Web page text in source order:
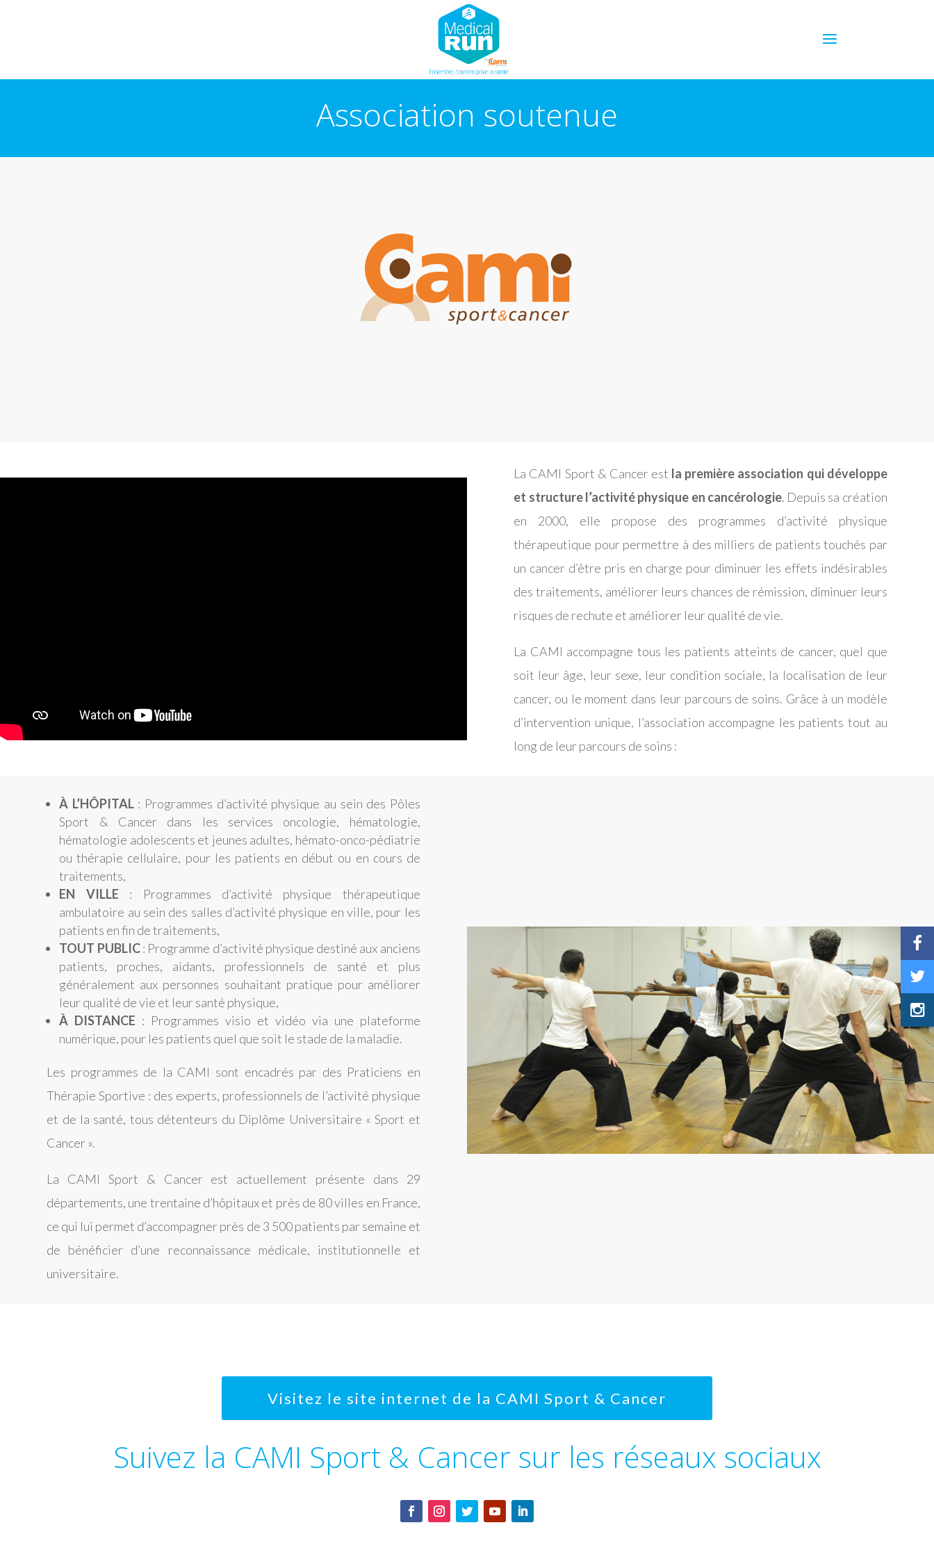
Association soutenue
La CAMI Sport & Cancer est la première association qui développe
et structure l’activité physique en cancérologie. Depuis sa création
en 2000, elle propose des programmes d’activité physique
thérapeutique pour permettre à des milliers de patients touchés par
un cancer d’être pris en charge pour diminuer les effets indésirables
des traitements, améliorer leurs chances de rémission, diminuer leurs
risques de rechute et améliorer leur qualité de vie.
La CAMI accompagne tous les patients atteints de cancer, quel que
soit leur âge, leur sexe, leur condition sociale, la localisation de leur
cancer, ou le moment dans leur parcours de soins. Grâce à un modèle
d’intervention unique, l’association accompagne les patients tout au
long de leur parcours de soins :
À L’HÔPITAL: Programmes d’activité physique au sein des Pôles
Sport & Cancer dans les services oncologie, hématologie,
hématologie adolescents et jeunes adultes, hémato-onco-pédiatrie
ou thérapie cellulaire, pour les patients en début ou en cours de
traitements,
EN VILLE : Programmes d’activité physique thérapeutique
ambulatoire au sein des salles d’activité physique en ville, pour les
patients en fin de traitements,
TOUT PUBLIC: Programme d’activité physique destiné aux anciens
patients, proches, aidants, professionnels de santé et plus
généralement aux personnes souhaitant pratique pour améliorer
leur qualité de vie et leur santé physique,
À DISTANCE : Programmes visio et vidéo via une plateforme
numérique, pour les patients quel que soit le stade de la maladie.
Les programmes de la CAMI sont encadrés par des Praticiens en
Thérapie Sportive : des experts, professionnels de l’activité physique
et de la santé, tous détenteurs du Diplôme Universitaire « Sport et
Cancer ».
La CAMI Sport & Cancer est actuellement présente dans 29
départements, une trentaine d’hôpitaux et près de 80 villes en France,
ce qui lui permet d’accompagner près de 3 500 patients par semaine et
de bénéficier d’une reconnaissance médicale, institutionnelle et
universitaire.
Visitez le site internet de la CAMI Sport & Cancer
Suivez la CAMI Sport & Cancer sur les réseaux sociaux